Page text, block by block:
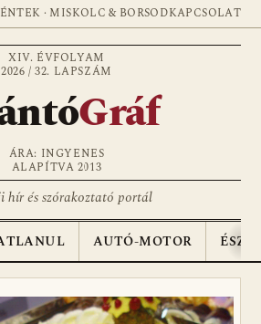
· MISKOLC & BORSODKAPCSOLAT
XIV. ÉVFOLYAM
2026 / 32. LAPSZÁM
Gráf
ÁRA: INGYENES
ALAPÍTVA 2013
hír és szórakoztató portál
AUTÓ-MOTOR